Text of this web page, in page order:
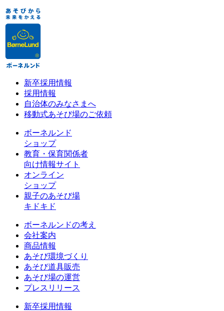
新卒採用情報
採用情報
自治体のみなさまへ
移動式あそび場のご依頼
ボーネルンド
ショップ
教育・保育関係者
向け情報サイト
オンライン
ショップ
親子のあそび場
キドキド
ボーネルンドの考え
会社案内
商品情報
あそび環境づくり
あそび道具販売
あそび場の運営
プレスリリース
新卒採用情報